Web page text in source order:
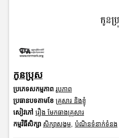
កូនប្រុស
ប្រភេទសកម្មភាព រូបភាព
ប្រធានបទតាមខែ គ្រួសារ និងខ្ញុំ
សៀវភៅ រឿង មែកធាងគ្រួសារ
កម្មវិធីសិក្សា សិក្សាសង្គម, បំណិនទំនាក់ទំនង